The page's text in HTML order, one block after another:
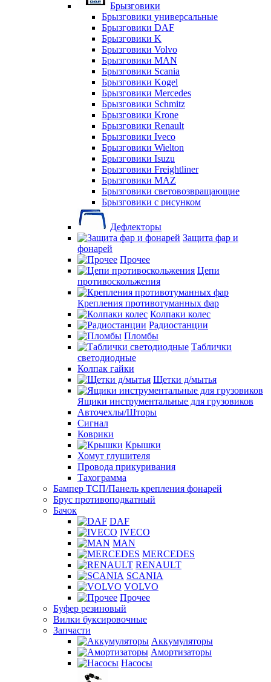
Брызговики
Брызговики универсальные
Брызговики DAF
Брызговики K
Брызговики Volvo
Брызговики MAN
Брызговики Scania
Брызговики Kogel
Брызговики Mercedes
Брызговики Schmitz
Брызговики Krone
Брызговики Renault
Брызговики Iveco
Брызговики Wielton
Брызговики Isuzu
Брызговики Freightliner
Брызговики MAZ
Брызговики световозвращающие
Брызговики с рисунком
Дефлекторы
Защита фар и
фонарей
Прочее
Цепи
противоскольжения
Крепления противотуманных фар
Колпаки колес
Радиостанции
Пломбы
Таблички
светодиодные
Колпак гайки
Щетки д/мытья
Ящики инструментальные для грузовиков
Авточехлы/Шторы
Сигнал
Коврики
Крышки
Хомут глушителя
Провода прикуривания
Тахограмма
Бампер ТСП/Панель крепления фонарей
Брус противоподкатный
Бачок
DAF
IVECO
MAN
MERCEDES
RENAULT
SCANIA
VOLVO
Прочее
Буфер резиновый
Вилки буксировочные
Запчасти
Аккумуляторы
Амортизаторы
Насосы